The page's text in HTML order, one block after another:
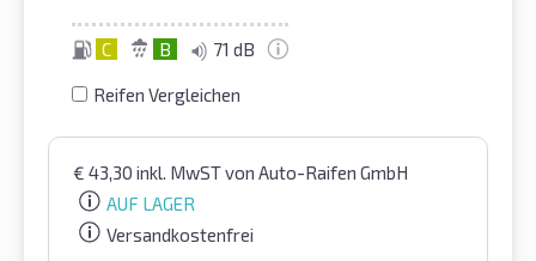
C B 71 dB
Reifen Vergleichen
€ 43,30 inkl. MwSTvon Auto-Raifen GmbH
AUF LAGER
Versandkostenfrei